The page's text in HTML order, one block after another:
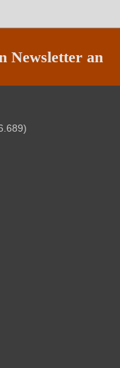
Lacrima di Morro d’Alba
Newsletter an